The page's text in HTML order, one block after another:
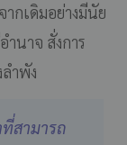
กเดิมอย่างมีนัย
นาจ สั่งการ
ำพัง
สามารถ